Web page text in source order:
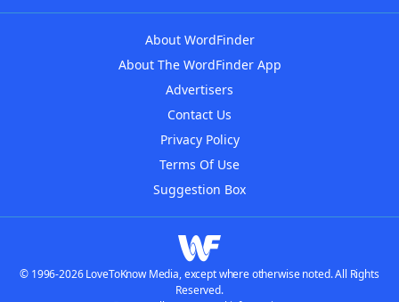
About WordFinder
About The WordFinder App
Advertisers
Contact Us
Privacy Policy
Terms Of Use
Suggestion Box
© 1996-2026 LoveToKnow Media, except where otherwise noted. All Rights
Reserved.